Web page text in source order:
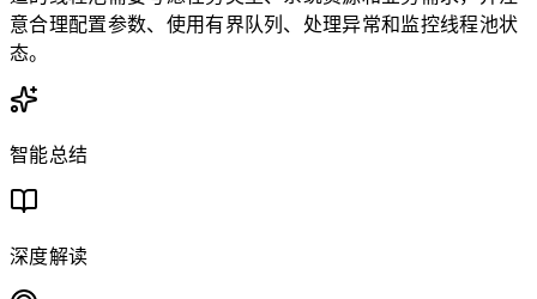
意合理配置参数、使用有界队列、处理异常和监控线程池状
态。
智能总结
深度解读